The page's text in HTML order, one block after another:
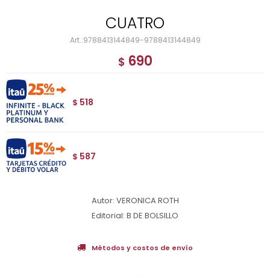
CUATRO
9788413144849-9788413144849
$ 690
$ 518
$ 587
Autor: VERONICA ROTH
Editorial: B DE BOLSILLO
Métodos y costos de envío